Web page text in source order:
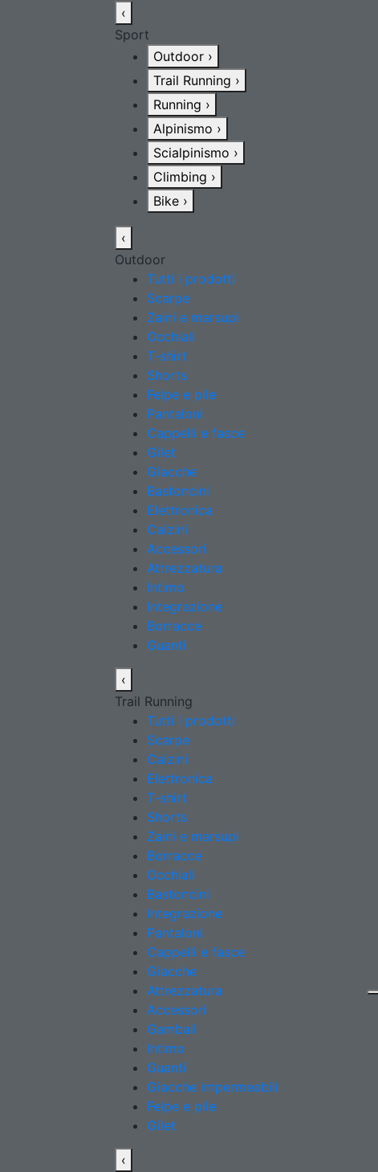
‹
Sport
Outdoor ›
Trail Running ›
Running ›
Alpinismo ›
Scialpinismo ›
Climbing ›
Bike ›
‹
Outdoor
Tutti i prodotti
Scarpe
Zaini e marsupi
Occhiali
T-shirt
Shorts
Felpe e pile
Pantaloni
Cappelli e fasce
Gilet
Giacche
Bastoncini
Elettronica
Calzini
Accessori
Attrezzatura
Intimo
Integrazione
Borracce
Guanti
‹
Trail Running
Tutti i prodotti
Scarpe
Calzini
Elettronica
T-shirt
Shorts
Zaini e marsupi
Borracce
Occhiali
Bastoncini
Integrazione
Pantaloni
Cappelli e fasce
Giacche
Attrezzatura
Accessori
Gambali
Intimo
Guanti
Giacche impermeabili
Felpe e pile
Gilet
‹